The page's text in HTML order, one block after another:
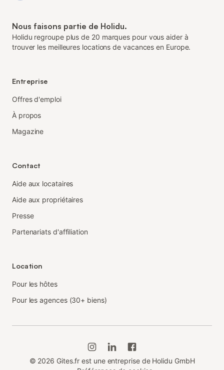
Nous faisons partie de Holidu.
Holidu regroupe plus de 20 marques pour vous aider à
trouver les meilleures locations de vacances en Europe.
Entreprise
Offres d'emploi
À propos
Magazine
Contact
Aide aux locataires
Aide aux propriétaires
Presse
Partenariats d'affiliation
Location
Pour les hôtes
Pour les agences (30+ biens)
© 2026 Gites.fr est une entreprise de Holidu GmbH